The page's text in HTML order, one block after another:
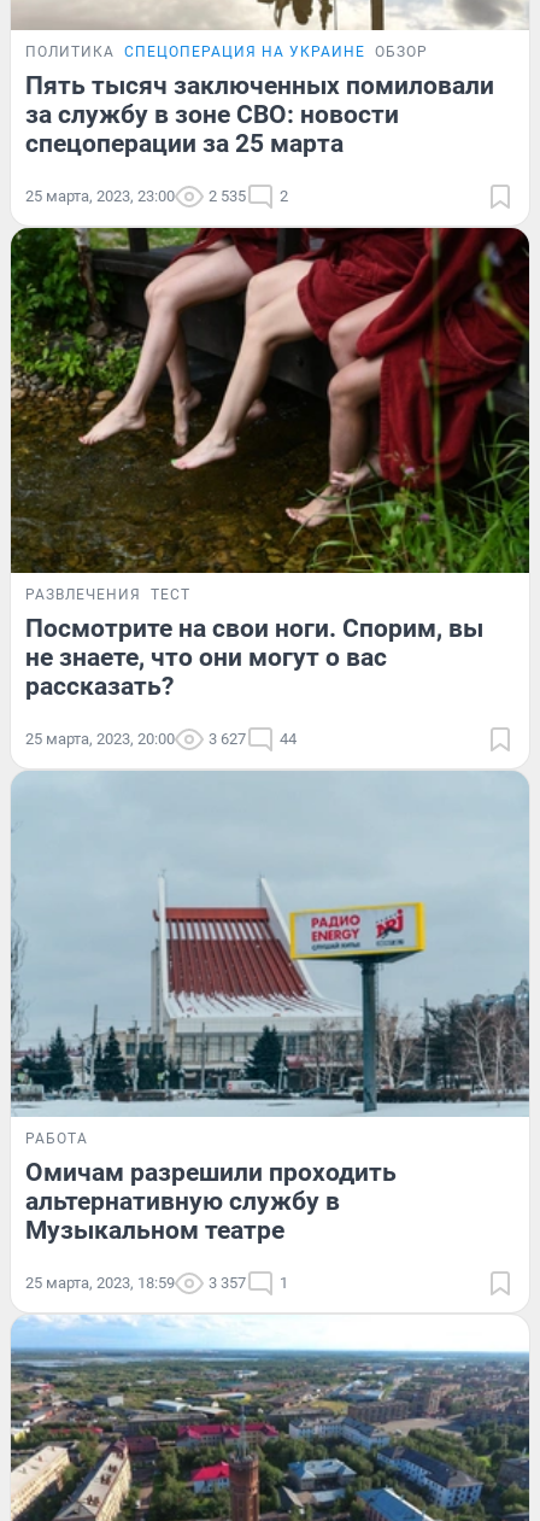
ПОЛИТИКА СПЕЦОПЕРАЦИЯ НА УКРАИНЕ ОБЗОР
Пять тысяч заключенных помиловали
за службу в зоне СВО: новости
спецоперации за 25 марта
25 марта, 2023, 23:00 2 535 2
РАЗВЛЕЧЕНИЯ ТЕСТ
Посмотрите на свои ноги. Спорим, вы
не знаете, что они могут о вас
рассказать?
25 марта, 2023, 20:00 3 627 44
РАБОТА
Омичам разрешили проходить
альтернативную службу в
Музыкальном театре
25 марта, 2023, 18:59 3 357 1